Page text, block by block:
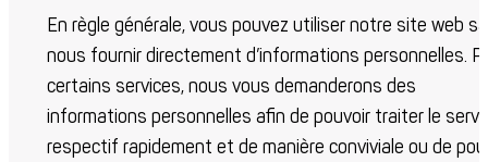
En règle générale, vous pouvez utiliser notre site web
nous fournir directement d’informations personnelles.
certains services, nous vous demanderons des
informations personnelles afin de pouvoir traiter le
respectif rapidement et de manière conviviale ou de